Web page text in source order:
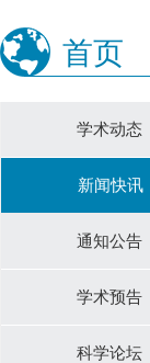
首页
学术动态
新闻快讯
通知公告
学术预告
科学论坛